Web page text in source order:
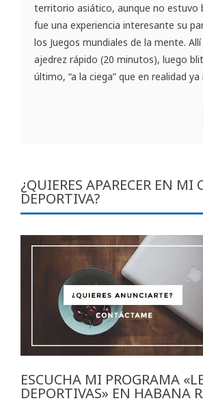
territorio asiático, aunque no estuvo
fue una experiencia interesante su
los Juegos mundiales de la mente.
ajedrez rápido (20 minutos), luego
último, “a la ciega” que en realidad ya
¿QUIERES APARECER EN MI
DEPORTIVA?
ESCUCHA MI PROGRAMA
DEPORTIVAS» EN HABANA